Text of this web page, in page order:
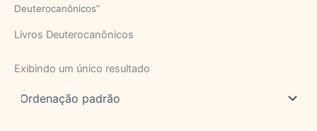
Deuterocanônicos”
Livros Deuterocanônicos
Exibindo um único resultado